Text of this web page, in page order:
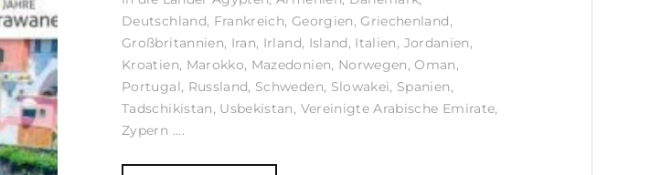
Deutschland, Frankreich, Georgien, Griechenland,
Großbritannien, Iran, Irland, Island, Italien, Jordanien,
Kroatien, Marokko, Mazedonien, Norwegen, Oman,
Portugal, Russland, Schweden, Slowakei, Spanien,
Tadschikistan, Usbekistan, Vereinigte Arabische Emirate,
Zypern ....